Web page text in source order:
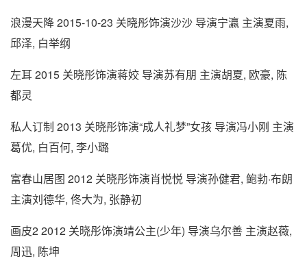
浪漫天降 2015-10-23 关晓彤饰演沙沙 导演宁瀛 主演夏雨,
邱泽, 白举纲
左耳 2015 关晓彤饰演蒋姣 导演苏有朋 主演胡夏, 欧豪, 陈
都灵
私人订制 2013 关晓彤饰演“成人礼梦”女孩 导演冯小刚 主演
葛优, 白百何, 李小璐
富春山居图 2012 关晓彤饰演肖悦悦 导演孙健君, 鲍勃·布朗
主演刘德华, 佟大为, 张静初
画皮2 2012 关晓彤饰演靖公主(少年) 导演乌尔善 主演赵薇,
周迅, 陈坤